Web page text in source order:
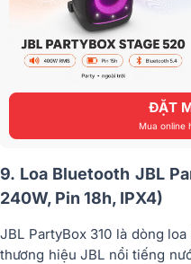
ĐẶT
Mua online
9. Loa Bluetooth JBL
240W, Pin 18h, IPX4)
JBL PartyBox 310 là dòng
thương hiệu JBL nổi tiếng